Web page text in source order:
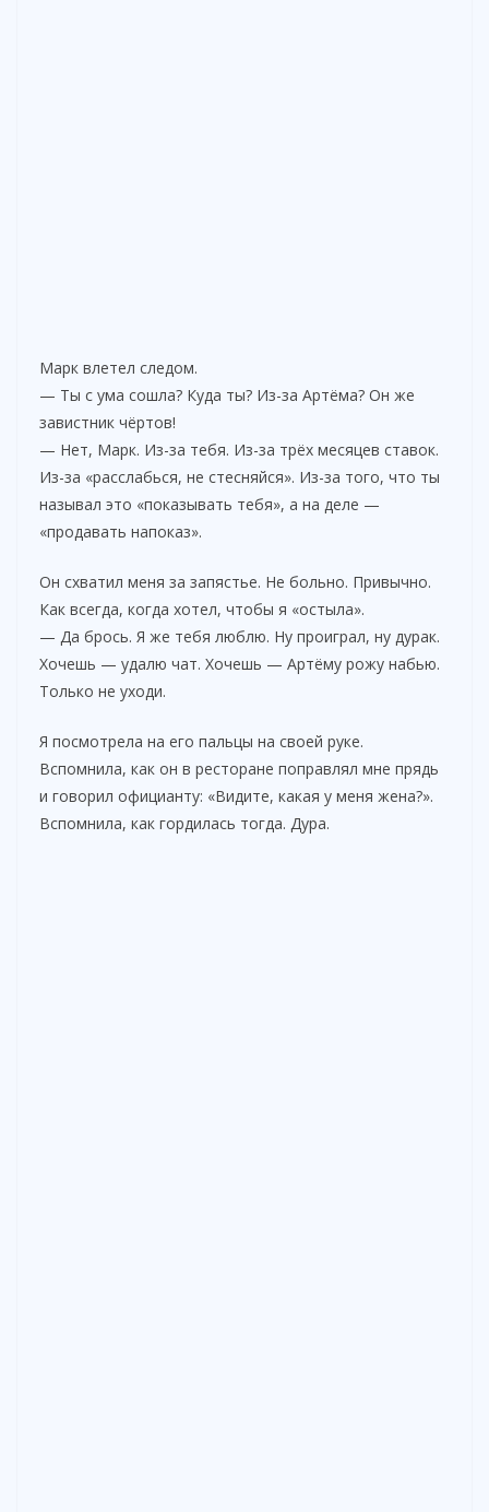
Марк влетел следом.
— Ты с ума сошла? Куда ты? Из-за Артёма? Он же
завистник чёртов!
— Нет, Марк. Из-за тебя. Из-за трёх месяцев ставок.
Из-за «расслабься, не стесняйся». Из-за того, что ты
называл это «показывать тебя», а на деле —
«продавать напоказ».
Он схватил меня за запястье. Не больно. Привычно.
Как всегда, когда хотел, чтобы я «остыла».
— Да брось. Я же тебя люблю. Ну проиграл, ну дурак.
Хочешь — удалю чат. Хочешь — Артёму рожу набью.
Только не уходи.
Я посмотрела на его пальцы на своей руке.
Вспомнила, как он в ресторане поправлял мне прядь
и говорил официанту: «Видите, какая у меня жена?».
Вспомнила, как гордилась тогда. Дура.